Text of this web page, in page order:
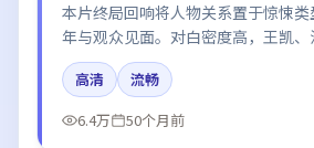
本片终局回响将人物关系置于惊悚
年与观众见面。对白密度高，王凯
渤、张子枫的台词节奏值得关注；整
都市与冷色调摄影。
高清
流畅
6.4万
50个月前